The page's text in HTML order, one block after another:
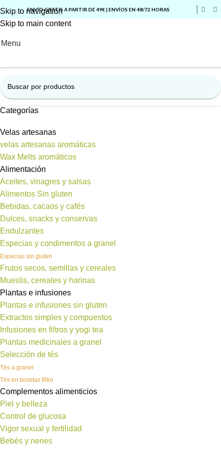
Skip to navigation
Skip to main content
ENVÍO GRATIS A PARTIR DE 49€ | ENVÍOS EN 48/72 HORAS
Menu
Categorías
Velas artesanas
velas artesanas aromáticas
Wax Melts aromáticos
Alimentación
Aceites, vinagres y salsas
Alimentos Sin gluten
Bebidas, cacaos y cafés
Dulces, snacks y conservas
Endulzantes
Especias y condimentos a granel
Especias sin gluten
Frutos secos, semillas y cereales
Mueslis, cereales y harinas
Plantas e infusiones
Plantas e infusiones sin gluten
Extractos simples y compuestos
Infusiones en filtros y yogi tea
Plantas medicinales a granel
Selección de tés
Tés a granel
Tés en bolsitas filtro
Complementos alimenticios
Piel y belleza
Control de glucosa
Vigor sexual y fertilidad
Bebés y nenes